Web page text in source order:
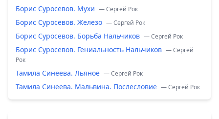
Борис Суросевов. Мухи — Сергей Рок
Борис Суросевов. Железо — Сергей Рок
Борис Суросевов. Борьба Нальчиков — Сергей Рок
Борис Суросевов. Гениальность Нальчиков — Сергей
Рок
Тамила Синеева. Льяное — Сергей Рок
Тамила Синеева. Мальвина. Послесловие — Сергей Рок